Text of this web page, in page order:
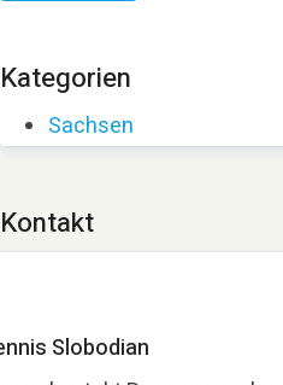
Kategorien
Sachsen
Kontakt
Slobodian